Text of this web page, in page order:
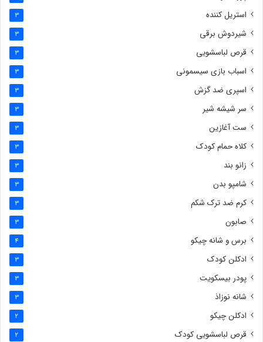
استریل کننده 3
شیردوش برقی 3
قرص لباسشویی 3
اسباب بازی سیسمونی 3
اسپری ضد گزش 3
سر شیشه شیر 3
ست آغازین 3
کلاه حمام کودک 3
زانو بند 3
شامپو بدن 3
کرم ضد ترک شکم 3
صابون 3
برس و شانه چیکو 4
ادکلن کودک 3
پودر بیسکویت 3
شانه نوزاذ 3
ادکلن چیکو 2
قرص لباسشویی کودک 2